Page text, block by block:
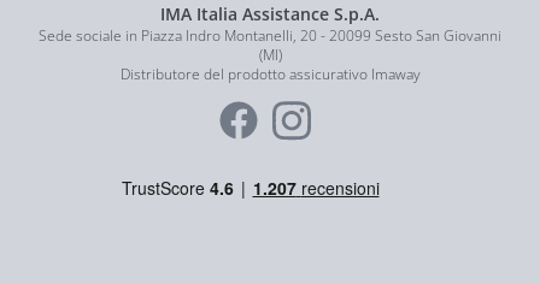
IMA Italia Assistance S.p.A.
Sede sociale in Piazza Indro Montanelli, 20 - 20099 Sesto San Giovanni
(MI)
Distributore del prodotto assicurativo Imaway